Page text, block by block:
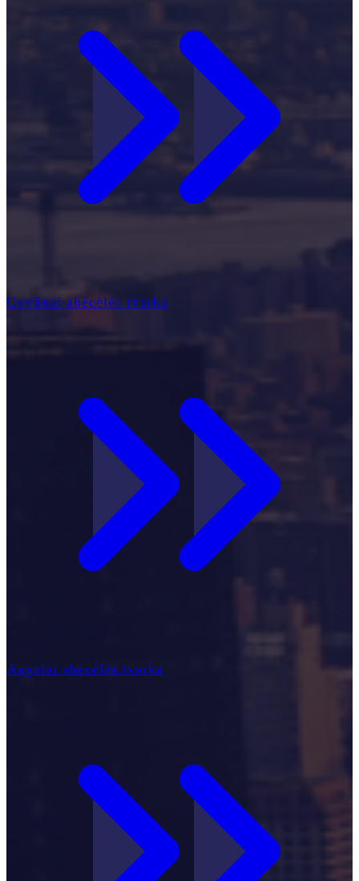
Gyvūnai abėcėlės tvarka
Augalai abėcėlės tvarka